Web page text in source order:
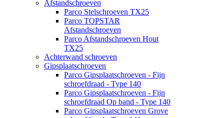
Afstandschroeven
Parco Stelschroeven TX25
Parco TOPSTAR
Afstandschroeven
Parco Afstandschroeven Hout
TX25
Achterwand schroeven
Gipsplaatschroeven
Parco Gipsplaatschroeven - Fijn
schroefdraad - Type 140
Parco Gipsplaatschroeven - Fijn
schroefdraad Op band - Type 140
Parco Gipsplaatschroeven Grove